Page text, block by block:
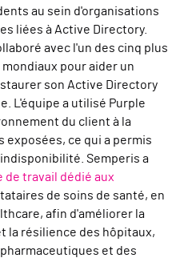
au sein d'organisations
liées à Active Directory.
avec l'un des cinq plus
pour aider un
son Active Directory
L'équipe a utilisé Purple
du client à la
ce qui a permis
Semperis a
de travail dédié aux
de soins de santé, en
afin d'améliorer la
la résilience des hôpitaux,
et des